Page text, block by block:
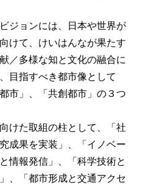
ジョンには、日本や世界が
けて、けいはんなが果たす
／多様な知と文化の融合に
目指すべき都市像として
市」、「共創都市」の３つ
けた取組の柱として、「社
成果を実装」、「イノベー
情報発信」、「科学技術と
、「都市形成と交通アクセ